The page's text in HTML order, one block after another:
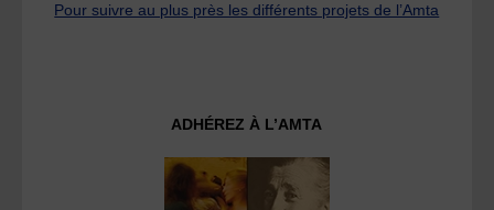
Pour suivre au plus près les différents projets de l’Amta
ADHÉREZ À L’AMTA